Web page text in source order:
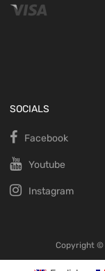
SOCIALS
Facebook
Youtube
Instagram
Copyright ©